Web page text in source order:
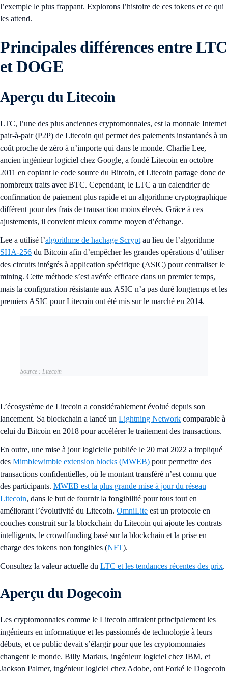
l’exemple le plus frappant. Explorons l’histoire de ces tokens et ce qui
les attend.
Principales différences entre LTC
et DOGE
Aperçu du Litecoin
LTC, l’une des plus anciennes cryptomonnaies, est la monnaie Internet
pair-à-pair (P2P) de Litecoin qui permet des paiements instantanés à un
coût proche de zéro à n’importe qui dans le monde. Charlie Lee,
ancien ingénieur logiciel chez Google, a fondé Litecoin en octobre
2011 en copiant le code source du Bitcoin, et Litecoin partage donc de
nombreux traits avec BTC. Cependant, le LTC a un calendrier de
confirmation de paiement plus rapide et un algorithme cryptographique
différent pour des frais de transaction moins élevés. Grâce à ces
ajustements, il convient mieux comme moyen d’échange.
Lee a utilisé l’algorithme de hachage Scrypt au lieu de l’algorithme
SHA-256 du Bitcoin afin d’empêcher les grandes opérations d’utiliser
des circuits intégrés à application spécifique (ASIC) pour centraliser le
mining. Cette méthode s’est avérée efficace dans un premier temps,
mais la configuration résistante aux ASIC n’a pas duré longtemps et les
premiers ASIC pour Litecoin ont été mis sur le marché en 2014.
Source : Litecoin
L’écosystème de Litecoin a considérablement évolué depuis son
lancement. Sa blockchain a lancé un Lightning Network comparable à
celui du Bitcoin en 2018 pour accélérer le traitement des transactions.
En outre, une mise à jour logicielle publiée le 20 mai 2022 a impliqué
des Mimblewimble extension blocks (MWEB) pour permettre des
transactions confidentielles, où le montant transféré n’est connu que
des participants. MWEB est la plus grande mise à jour du réseau
Litecoin, dans le but de fournir la fongibilité pour tous tout en
améliorant l’évolutivité du Litecoin. OmniLite est un protocole en
couches construit sur la blockchain du Litecoin qui ajoute les contrats
intelligents, le crowdfunding basé sur la blockchain et la prise en
charge des tokens non fongibles (NFT).
Consultez la valeur actuelle du LTC et les tendances récentes des prix.
Aperçu du Dogecoin
Les cryptomonnaies comme le Litecoin attiraient principalement les
ingénieurs en informatique et les passionnés de technologie à leurs
débuts, et ce public devait s’élargir pour que les cryptomonnaies
changent le monde. Billy Markus, ingénieur logiciel chez IBM, et
Jackson Palmer, ingénieur logiciel chez Adobe, ont Forké le Dogecoin